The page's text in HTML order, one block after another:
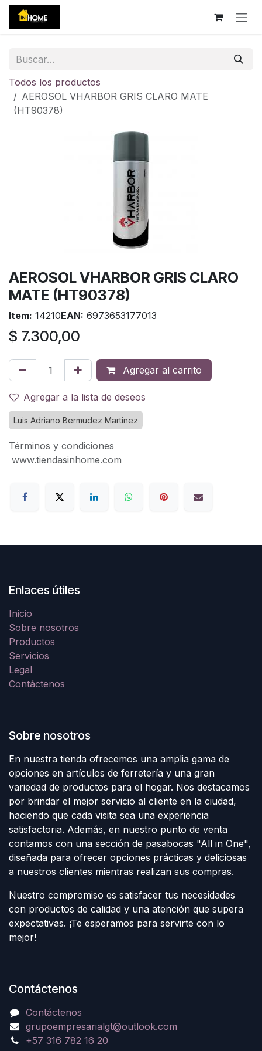
Ir al contenido
Todos los productos
AEROSOL VHARBOR GRIS CLARO MATE
(HT90378)
AEROSOL VHARBOR GRIS CLARO
MATE (HT90378)
Item: 14210EAN: 6973653177013
$ 7.300,00
Agregar al carrito
Agregar a la lista de deseos
Luis Adriano Bermudez Martinez
Términos y condiciones
www.tiendasinhome.com
Enlaces útiles
Inicio
Sobre nosotros
Productos
Servicios
Legal
Contáctenos
Sobre nosotros
En nuestra tienda ofrecemos una amplia gama de
opciones en artículos de ferretería y una gran
variedad de productos para el hogar. Nos destacamos
por brindar el mejor servicio al cliente en la ciudad,
haciendo que cada visita sea una experiencia
satisfactoria. Además, en nuestro punto de venta
contamos con una sección de pasabocas "All in One",
diseñada para ofrecer opciones prácticas y deliciosas
a nuestros clientes mientras realizan sus compras.
Nuestro compromiso es satisfacer tus necesidades
con productos de calidad y una atención que supera
expectativas. ¡Te esperamos para servirte con lo
mejor!
Contáctenos
Contáctenos
grupoempresarialgt@outlook.com
+57 316 782 16 20